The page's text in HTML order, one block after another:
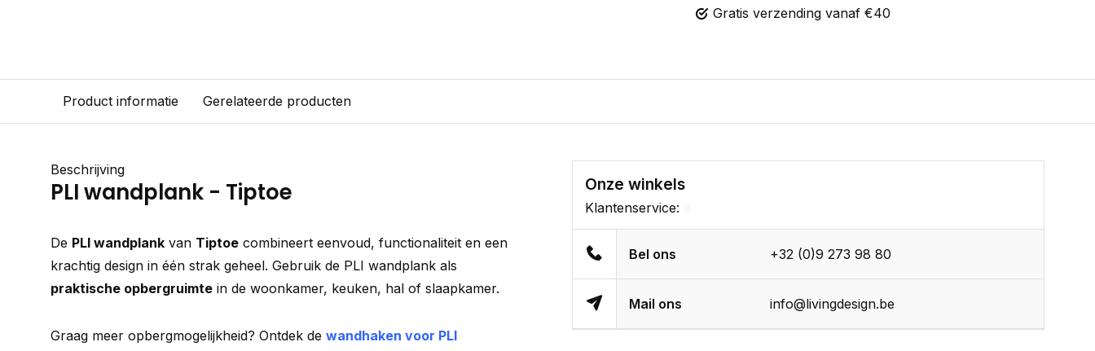
Gratis verzending vanaf €40
Product informatie Gerelateerde producten
Beschrijving
PLI wandplank - Tiptoe
De PLI wandplank van Tiptoe combineert eenvoud, functionaliteit en een
krachtig design in één strak geheel. Gebruik de PLI wandplank als
praktische opbergruimte in de woonkamer, keuken, hal of slaapkamer.
Graag meer opbergmogelijkheid? Ontdek de wandhaken voor PLI
Onze winkels
Klantenservice:
Bel ons +32 (0)9 273 98 80
Mail ons info@livingdesign.be